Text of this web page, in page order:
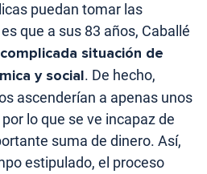
puedan tomar las
que a sus 83 años, Caballé
complicada situación de
y social. De hecho,
ascenderían a apenas unos
lo que se ve incapaz de
suma de dinero. Así,
estipulado, el proceso